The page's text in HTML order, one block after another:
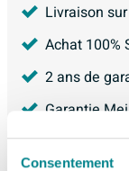
Consentement
Livraison
Achat 100%
2 ans de
Garantie
4.227avis,